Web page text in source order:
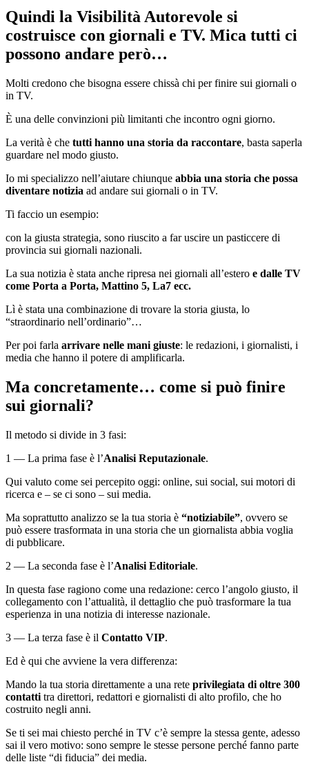
Quindi la Visibilità Autorevole si
costruisce con giornali e TV. Mica tutti ci
possono andare però…
Molti credono che bisogna essere chissà chi per finire sui giornali o
in TV.
È una delle convinzioni più limitanti che incontro ogni giorno.
La verità è che tutti hanno una storia da raccontare, basta saperla
guardare nel modo giusto.
Io mi specializzo nell’aiutare chiunque abbia una storia che possa
diventare notizia ad andare sui giornali o in TV.
Ti faccio un esempio:
con la giusta strategia, sono riuscito a far uscire un pasticcere di
provincia sui giornali nazionali.
La sua notizia è stata anche ripresa nei giornali all’estero e dalle TV
come Porta a Porta, Mattino 5, La7 ecc.
Lì è stata una combinazione di trovare la storia giusta, lo
“straordinario nell’ordinario”…
Per poi farla arrivare nelle mani giuste: le redazioni, i giornalisti, i
media che hanno il potere di amplificarla.
Ma concretamente… come si può finire
sui giornali?
Il metodo si divide in 3 fasi:
1 — La prima fase è l’Analisi Reputazionale.
Qui valuto come sei percepito oggi: online, sui social, sui motori di
ricerca e – se ci sono – sui media.
Ma soprattutto analizzo se la tua storia è “notiziabile”, ovvero se
può essere trasformata in una storia che un giornalista abbia voglia
di pubblicare.
2 — La seconda fase è l’Analisi Editoriale.
In questa fase ragiono come una redazione: cerco l’angolo giusto, il
collegamento con l’attualità, il dettaglio che può trasformare la tua
esperienza in una notizia di interesse nazionale.
3 — La terza fase è il Contatto VIP.
Ed è qui che avviene la vera differenza:
Mando la tua storia direttamente a una rete privilegiata di oltre 300
contatti tra direttori, redattori e giornalisti di alto profilo, che ho
costruito negli anni.
Se ti sei mai chiesto perché in TV c’è sempre la stessa gente, adesso
sai il vero motivo: sono sempre le stesse persone perché fanno parte
delle liste “di fiducia” dei media.